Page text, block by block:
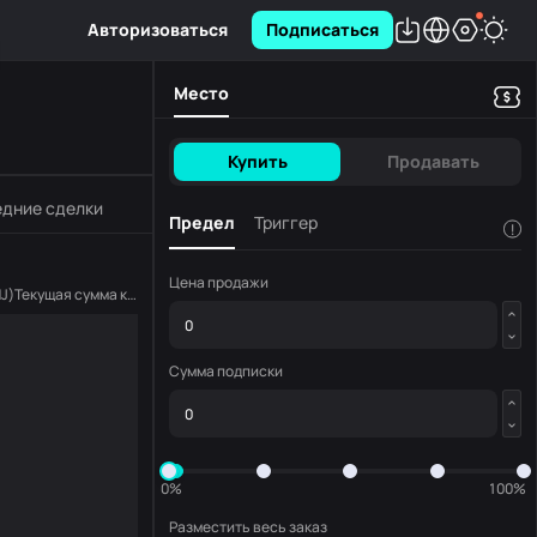
Авторизоваться Подписаться
сделки
) Текущая сумма копирования (ENJ)
Место
Купить Продавать
Предел Триггер !
Цена продажи
Сумма подписки
0%
100%
Разместить весь заказ